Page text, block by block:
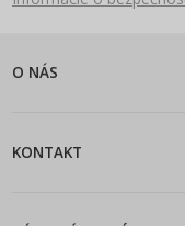
O NÁS
KONTAKT